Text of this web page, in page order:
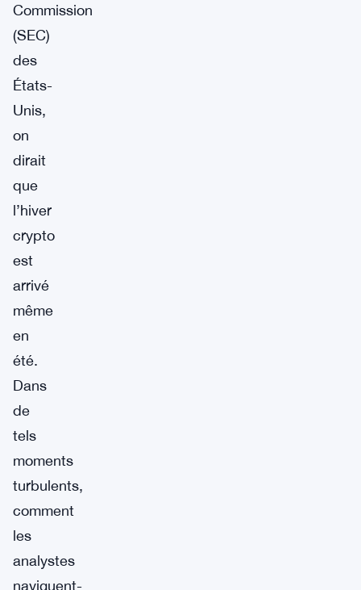
Commission
(SEC)
des
États-
Unis,
on
dirait
que
l’hiver
crypto
est
arrivé
même
en
été.
Dans
de
tels
moments
turbulents,
comment
les
analystes
naviguent-